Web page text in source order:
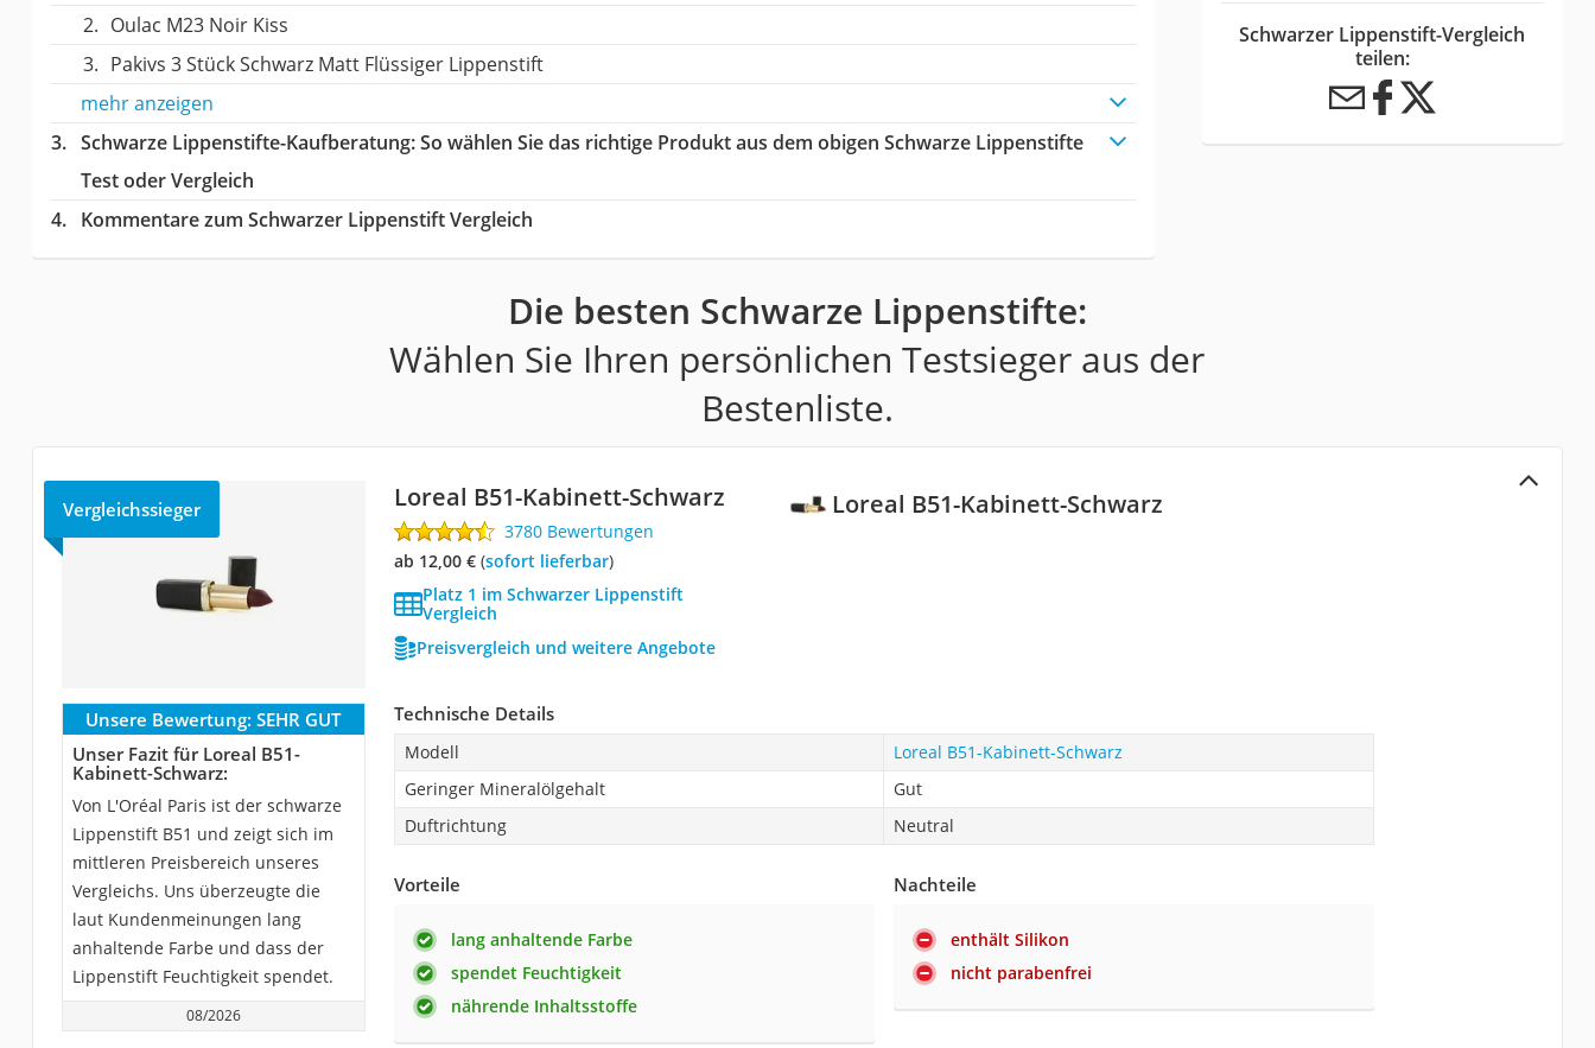
Oulac M23 Noir Kiss
Pakivs 3 Stück Schwarz Matt Flüssiger Lippenstift
mehr anzeigen
Schwarze Lippenstifte-Kaufberatung: So wählen Sie das richtige Produkt aus dem obigen Schwarze Lippenstifte
Test oder Vergleich
Kommentare zum Schwarzer Lippenstift Vergleich
Schwarzer Lippenstift-Vergleich
teilen:
Die besten Schwarze Lippenstifte:
Wählen Sie Ihren persönlichen Testsieger aus der
Bestenliste.
Loreal B51-Kabinett-Schwarz
Vergleichssieger Loreal B51-Kabinett-Schwarz
3780 Bewertungen
ab 12,00 €( Sofort lieferbar)
Platz 1 im Schwarzer Lippenstift
Vergleich
Preisvergleich und weitere Angebote
Unsere Bewertung: SEHR GUT
Unser Fazit für Loreal B51-
Kabinett-Schwarz:
Von L'Oréal Paris ist der schwarze
Lippenstift B51 und zeigt sich im
mittleren Preisbereich unseres
Vergleichs. Uns überzeugte die
laut Kundenmeinungen lang
anhaltende Farbe und dass der
Lippenstift Feuchtigkeit spendet.
08/2026
Technische Details
Modell
Loreal B51-Kabinett-Schwarz
Geringer Mineralölgehalt
Gut
Duftrichtung
Neutral
Vorteile
lang anhaltende Farbe
spendet Feuchtigkeit
nährende Inhaltsstoffe
Nachteile
enthält Silikon
nicht parabenfrei